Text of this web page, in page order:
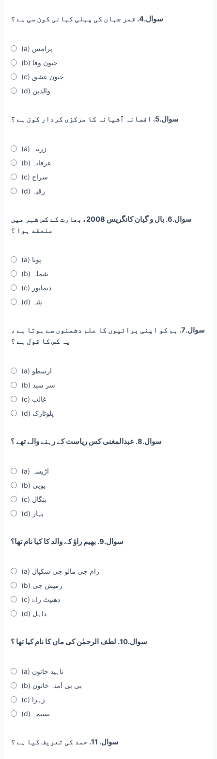
سوال.4. قمر جہاں کی پہلی کہانی کون سی ہے ؟
(a) پرامس
(b) جنون وفا
(c) جنون عشق
(d) والدین
سوال.5. افسانہ آشیانہ کا مرکزی کردار کون ہے ؟
(a) زرینہ
(b) عرفانہ
(c) سراج
(d) رقیہ
سوال.6. بال و گیان کانگریس 2008ءبھارت کے کس شہر میں
منعقد ہوا ؟
(a) پونا
(b) شملہ
(c) دیماپور
(d) پٹنہ
سوال.7. ہم کو اپنی برائیوں کا علم دشمنوں سے ہوتا ہے ،
یہ کس کا قول ہے ؟
(a) ارسطو
(b) سر سید
(c) غالب
(d) پلوٹارک
سوال.8. عبدالمغنی کس ریاست کے رہنے والے تھے ؟
(a) اڑیسہ
(b) یوپی
(c) بنگال
(d) بہار
سوال.9. بھیم راؤ کے والد کا کیا نام تھا؟
(a) رام جی مالو جی سکپال
(b) رمیش جی
(c) دھنپٹ راۓ
(d) داہل
سوال.10. لطف الرحمٰن کی ماں کا نام کیا تھا ؟
(a) ناہید خاتون
(b) بی بی آمنہ خاتون
(c) زہرا
(d) نسیمہ
سوال. 11. حمد کی تعریف کیا ہے ؟